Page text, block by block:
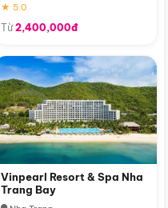
★ 5.0
Từ2,400,000đ
Vinpearl Resort & Spa Nha
Trang Bay